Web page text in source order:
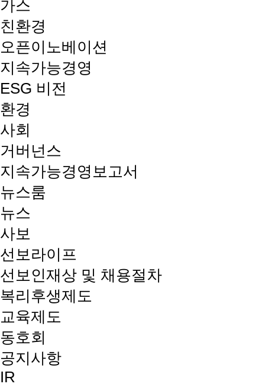
가스
친환경
오픈이노베이션
지속가능경영
ESG 비전
환경
사회
거버넌스
지속가능경영보고서
뉴스룸
뉴스
사보
선보라이프
선보인재상 및 채용절차
복리후생제도
교육제도
동호회
공지사항
IR